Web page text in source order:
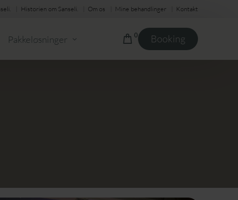
Historien om Sanseli. Om os Mine behandlinger Kontakt
Pakkeløsninger 0 Booking